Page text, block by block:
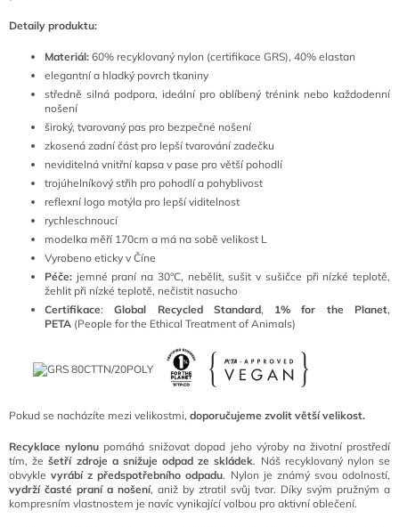
Detaily produktu:
Materiál: 60% recyklovaný nylon (certifikace GRS), 40% elastan
elegantní a hladký povrch tkaniny
středně silná podpora, ideální pro oblíbený trénink nebo každodenní
nošení
široký, tvarovaný pas pro bezpečné nošení
zkosená zadní část pro lepší tvarování zadečku
neviditelná vnitřní kapsa v pase pro větší pohodlí
trojúhelníkový střih pro pohodlí a pohyblivost
reflexní logo motýla pro lepší viditelnost
rychleschnoucí
modelka měří 170cm a má na sobě velikost L
Vyrobeno eticky v Číne
Péče: jemné praní na 30°C, nebělit, sušit v sušičce při nízké teplotě,
žehlit při nízké teplotě, nečistit nasucho
Certifikace:Global Recycled Standard, 1% for the Planet,
PETA (People for the Ethical Treatment of Animals)
Pokud se nacházíte mezi velikostmi, doporučujeme zvolit větší velikost.
Recyklace nylonu pomáhá snižovat dopad jeho výroby na životní prostředí
tím, žešetří zdroje a snižuje odpad ze skládek. Náš recyklovaný nylon se
obvykle vyrábí z předspotřebního odpadu. Nylon je známý svou odolností,
vydrží časté praní a nošení, aniž by ztratil svůj tvar. Díky svým pružným a
kompresním vlastnostem je navíc vynikající volbou pro aktivní oblečení.